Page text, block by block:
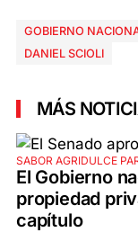
GOBIERNO
DANIEL SCIOLI
MÁS
SABOR AGRIDULCE
El Gobierno
propiedad
capítulo